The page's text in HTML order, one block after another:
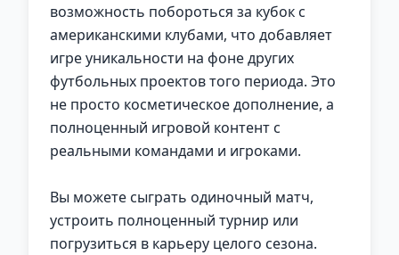
возможность побороться за кубок с
американскими клубами, что добавляет
игре уникальности на фоне других
футбольных проектов того периода. Это
не просто косметическое дополнение, а
полноценный игровой контент с
реальными командами и игроками.
Вы можете сыграть одиночный матч,
устроить полноценный турнир или
погрузиться в карьеру целого сезона.